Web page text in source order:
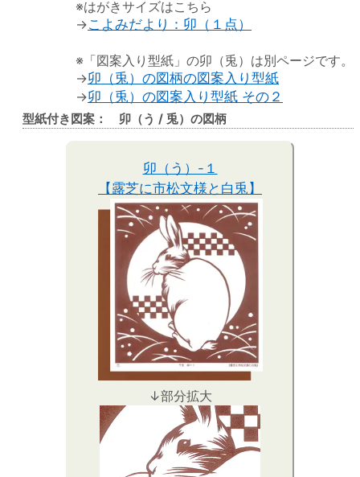
※はがきサイズはこちら
→こよみだより：卯（１点）
※「図案入り型紙」の卯（兎）は別ページです。
→卯（兎）の図柄の図案入り型紙
→卯（兎）の図案入り型紙 その２
型紙付き図案： 卯（う / 兎）の図柄
卯（う）-１
【露芝に市松文様と白兎】
↓部分拡大